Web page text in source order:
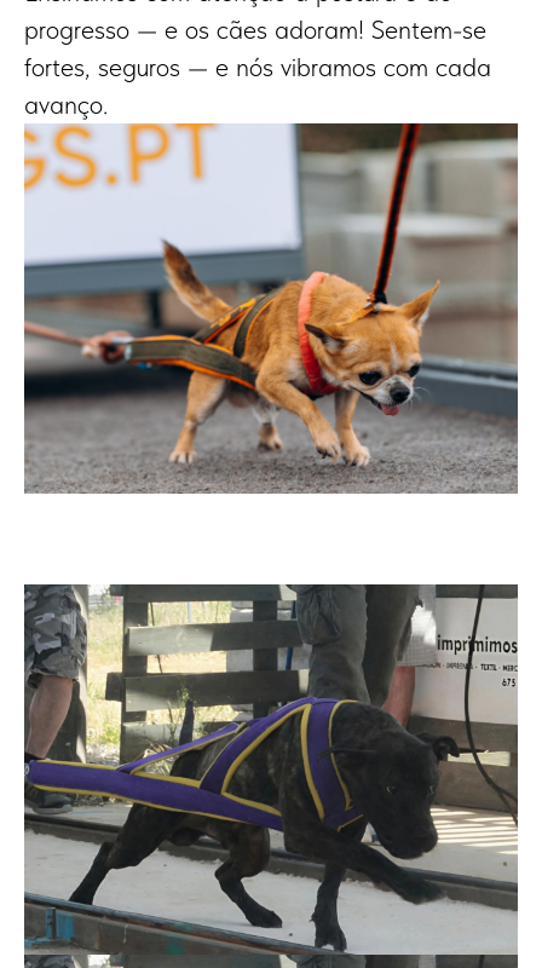
progresso — e os cães adoram! Sentem-se
fortes, seguros — e nós vibramos com cada
avanço.